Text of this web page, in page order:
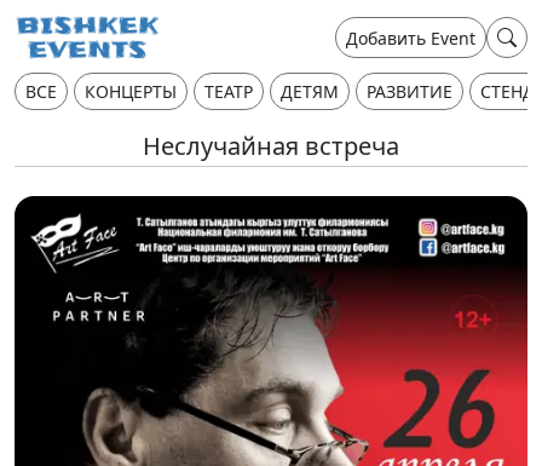
Добавить Event
ВСЕ КОНЦЕРТЫ ТЕАТР ДЕТЯМ РАЗВИТИЕ
Неслучайная встреча